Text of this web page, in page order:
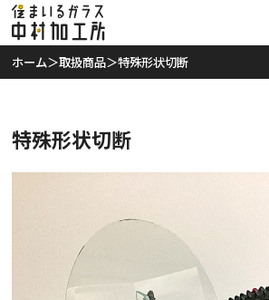
当社の特徴
リフォームプラン
ご利用案内
ホーム＞取扱商品＞特殊形状切断
特殊形状切断